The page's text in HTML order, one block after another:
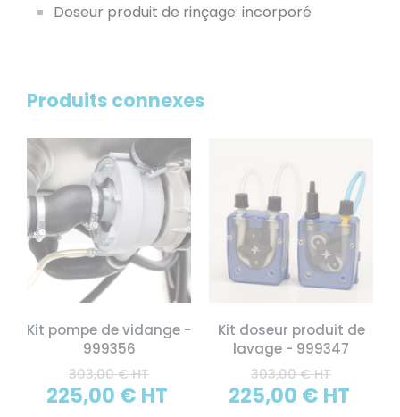
Doseur produit de rinçage: incorporé
Produits connexes
Kit pompe de vidange -
999356
303,00 € HT
225,00 € HT
Kit doseur produit de
lavage - 999347
303,00 € HT
225,00 € HT